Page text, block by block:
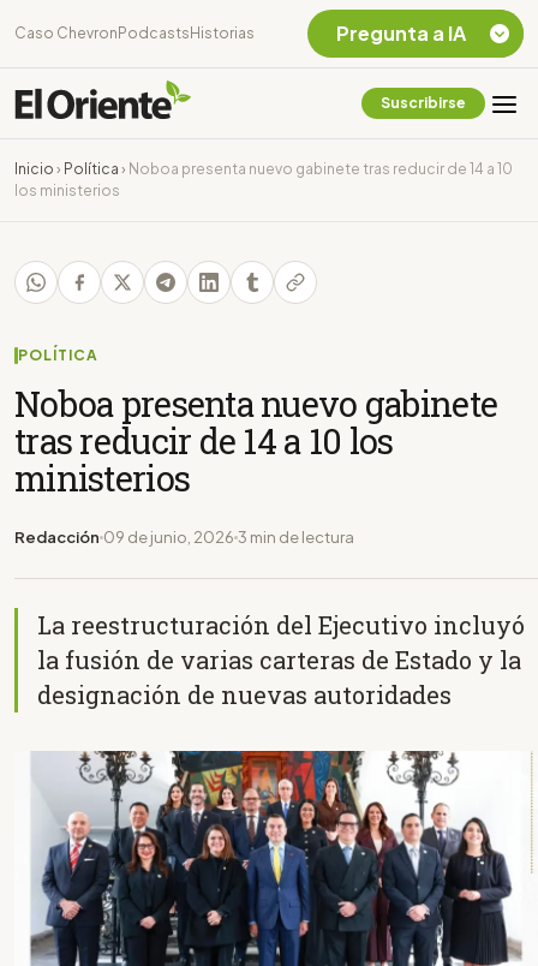
Caso Chevron Podcasts Historias
Suscribirse
Inicio › Política › Noboa presenta nuevo gabinete tras reducir de 14 a 10
los ministerios
POLÍTICA
Noboa presenta nuevo gabinete
tras reducir de 14 a 10 los
ministerios
Redacción 09 de junio, 2026 3 min de lectura
La reestructuración del Ejecutivo incluyó
la fusión de varias carteras de Estado y la
designación de nuevas autoridades
Pregunta a IA
Chevron Ecuador